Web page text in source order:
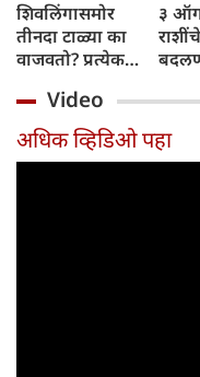
शिवलिंगासमोर
तीनदा टाळ्या का
वाजवतो? प्रत्येक
जाणून घ्या
३
होईल
Video
अधिक व्हिडिओ पहा